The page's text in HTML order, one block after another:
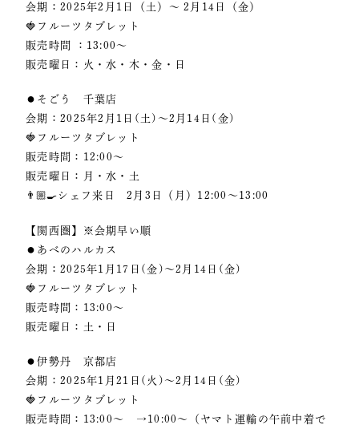
会期：2025年2月1日（土）～ 2月14日（金）
🍓フルーツタブレット
販売時間 ：13:00〜
販売曜日：火・水・木・金・日
⚫︎そごう 千葉店
会期：2025年2月1日(土)〜2月14日(金)
🍓フルーツタブレット
販売時間：12:00〜
販売曜日：月・水・土
👨🏼‍🍳シェフ来日 2月3日（月）12:00〜13:00
【関西圏】※会期早い順
⚫︎あべのハルカス
会期：2025年1月17日(金)〜2月14日(金)
🍓フルーツタブレット
販売時間：13:00〜
販売曜日：土・日
⚫︎伊勢丹 京都店
会期：2025年1月21日(火)～2月14日(金)
🍓フルーツタブレット
販売時間：13:00〜 →10:00～（ヤマト運輸の午前中着で